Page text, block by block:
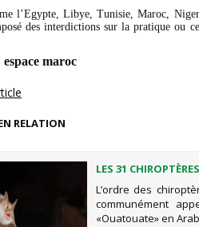
l’Egypte, Libye, Tunisie, Maroc,
des interdictions sur la pratique ou
espace maroc
RELATION
LES 31
L’ordre des
communément
«Ouatouate» en